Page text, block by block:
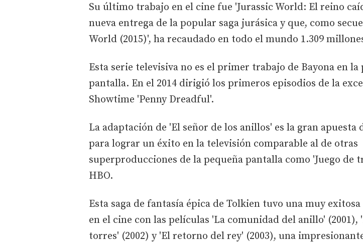
Su último trabajo en el cine fue 'Jurassic World: El reino
nueva entrega de la popular saga jurásica y que, como
World (2015)', ha recaudado en todo el mundo 1.309
Esta serie televisiva no es el primer trabajo de Bayona en la
pantalla. En el 2014 dirigió los primeros episodios de la
Showtime 'Penny Dreadful'.
La adaptación de 'El señor de los anillos' es la gran apuesta
para lograr un éxito en la televisión comparable al de otras
superproducciones de la pequeña pantalla como 'Juego de
HBO.
Esta saga de fantasía épica de Tolkien tuvo una muy
en el cine con las películas 'La comunidad del anillo' (2001),
torres' (2002) y 'El retorno del rey' (2003), una